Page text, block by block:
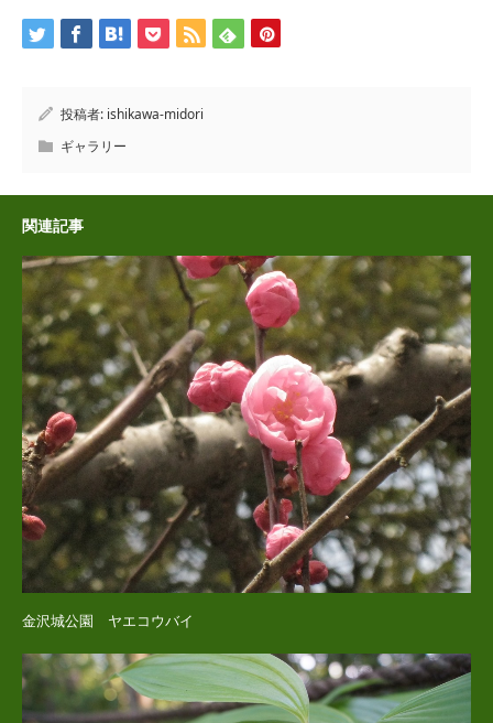
投稿者: ishikawa-midori
ギャラリー
関連記事
金沢城公園 ヤエコウバイ